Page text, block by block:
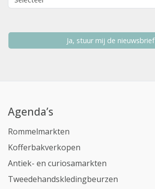
Ja, stuur mij de nieuwsbrief
Agenda’s
Rommelmarkten
Kofferbakverkopen
Antiek- en curiosamarkten
Tweedehandskledingbeurzen